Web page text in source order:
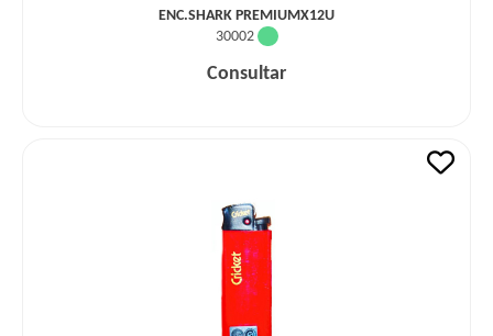
ENC.SHARK PREMIUMX12U
30002
Consultar